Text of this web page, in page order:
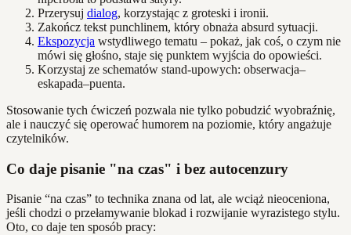
Przerysuj dialog, korzystając z groteski i ironii.
Zakończ tekst punchlinem, który obnaża absurd sytuacji.
Ekspozycja wstydliwego tematu – pokaż, jak coś, o czym nie
mówi się głośno, staje się punktem wyjścia do opowieści.
Korzystaj ze schematów stand-upowych: obserwacja–
eskapada–puenta.
Stosowanie tych ćwiczeń pozwala nie tylko pobudzić wyobraźnię,
ale i nauczyć się operować humorem na poziomie, który angażuje
czytelników.
Co daje pisanie "na czas" i bez autocenzury
Pisanie “na czas” to technika znana od lat, ale wciąż nieoceniona,
jeśli chodzi o przełamywanie blokad i rozwijanie wyrazistego stylu.
Oto, co daje ten sposób pracy: